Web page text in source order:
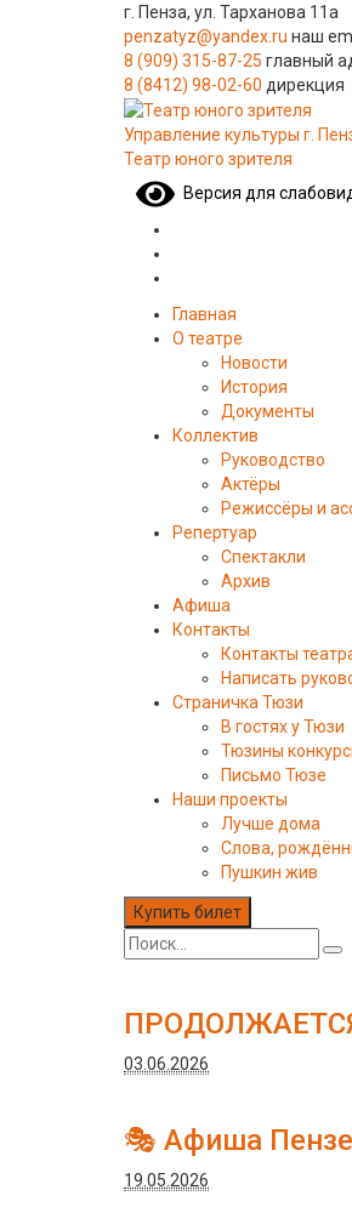
г. Пенза, ул. Тарханова 11а
penzatyz@yandex.ru наш
8 (909) 315-87-25 главный
8 (8412) 98-02-60 дирекция
Управление культуры г.
Театр юного зрителя
Версия для
Главная
О театре
Новости
История
Документы
Коллектив
Руководство
Актёры
Режиссёры и
Репертуар
Спектакли
Архив
Афиша
Контакты
Контакты
Написать
Страничка Тюзи
В гостях у Тюзи
Тюзины
Письмо Тюзе
Наши проекты
Лучше дома
Слова,
Пушкин жив
Купить билет
03.06.2026
🎭 Афиша
19.05.2026